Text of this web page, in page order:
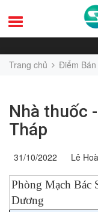
Trang chủ Điểm Bán
Nhà thuốc
Tháp
31/10/2022 Lê
Phòng Mạch Bác
Dương